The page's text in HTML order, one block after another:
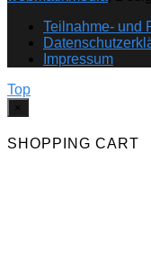
Teilnahme- und
Impressum
Top
×
SHOPPING CART